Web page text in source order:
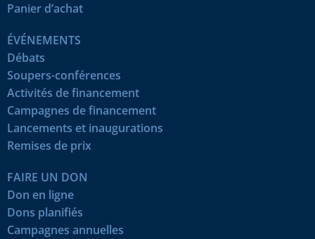
Panier d’achat
ÉVÉNEMENTS
Débats
Soupers-conférences
Activités de financement
Campagnes de financement
Lancements et inaugurations
Remises de prix
FAIRE UN DON
Don en ligne
Dons planifiés
Campagnes annuelles